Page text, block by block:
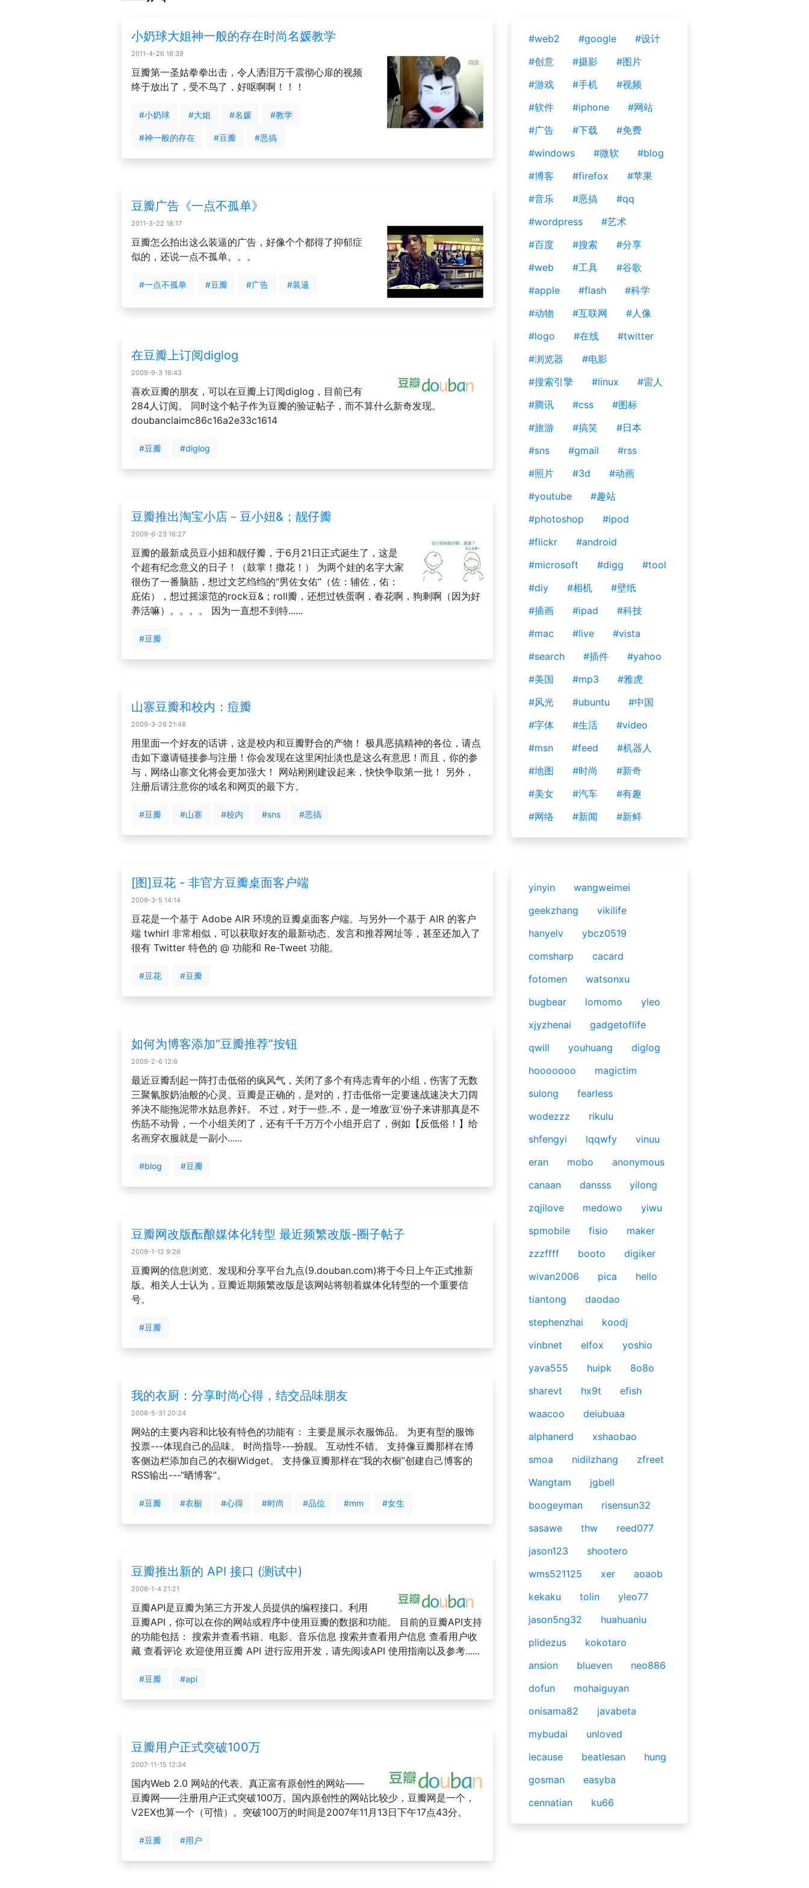
小奶球大姐神一般的存在时尚名媛教学
2011-4-26 18:39
豆瓣第一圣姑拳拳出击，令人洒泪万千震彻心扉的视频
终于放出了，受不鸟了，好呕啊啊！！！
#小奶球 #大姐 #名媛 #教学
#神一般的存在 #豆瓣 #恶搞
豆瓣广告《一点不孤单》
2011-3-22 18:17
豆瓣怎么拍出这么装逼的广告，好像个个都得了抑郁症
似的，还说一点不孤单。。。
#一点不孤单 #豆瓣 #广告 #装逼
在豆瓣上订阅diglog
2009-9-3 16:43
喜欢豆瓣的朋友，可以在豆瓣上订阅diglog，目前已有
284人订阅。 同时这个帖子作为豆瓣的验证帖子，而不算什么新奇发现。
doubanclaimc86c16a2e33c1614
#豆瓣 #diglog
豆瓣推出淘宝小店－豆小妞&；靓仔瓣
2009-6-23 16:27
豆瓣的最新成员豆小妞和靓仔瓣，于6月21日正式诞生了，这是
个超有纪念意义的日子！（鼓掌！撒花！） 为两个娃的名字大家
很伤了一番脑筋，想过文艺绉绉的“男佐女佑”（佐：辅佐，佑：
庇佑），想过摇滚范的rock豆&；roll瓣，还想过铁蛋啊，春花啊，狗剩啊（因为好
养活嘛）。。。。 因为一直想不到特......
#豆瓣
山寨豆瓣和校内：痘瓣
2009-3-26 21:48
用里面一个好友的话讲，这是校内和豆瓣野合的产物！ 极具恶搞精神的各位，请点
击如下邀请链接参与注册！你会发现在这里闲扯淡也是这么有意思！而且，你的参
与，网络山寨文化将会更加强大！ 网站刚刚建设起来，快快争取第一批！ 另外，
注册后请注意你的域名和网页的最下方。
#豆瓣 #山寨 #校内 #sns #恶搞
[图]豆花 - 非官方豆瓣桌面客户端
2009-3-5 14:14
豆花是一个基于 Adobe AIR 环境的豆瓣桌面客户端。与另外一个基于 AIR 的客户
端 twhirl 非常相似，可以获取好友的最新动态、发言和推荐网址等，甚至还加入了
很有 Twitter 特色的 @ 功能和 Re-Tweet 功能。
#豆花 #豆瓣
如何为博客添加“豆瓣推荐”按钮
2009-2-6 12:6
最近豆瓣刮起一阵打击低俗的疯风气，关闭了多个有痔志青年的小组，伤害了无数
三聚氰胺奶油般的心灵。豆瓣是正确的，是对的，打击低俗一定要速战速决大刀阔
斧决不能拖泥带水姑息养奸。 不过，对于一些..不，是一堆敌‘豆’份子来讲那真是不
伤筋不动骨，一个小组关闭了，还有千千万万个小组开启了，例如【反低俗！】给
名画穿衣服就是一副小......
#blog #豆瓣
豆瓣网改版酝酿媒体化转型 最近频繁改版-圈子帖子
2009-1-12 9:26
豆瓣网的信息浏览、发现和分享平台九点(9.douban.com)将于今日上午正式推新
版。相关人士认为，豆瓣近期频繁改版是该网站将朝着媒体化转型的一个重要信
号。
#豆瓣
我的衣厨：分享时尚心得，结交品味朋友
2008-5-31 20:24
网站的主要内容和比较有特色的功能有： 主要是展示衣服饰品。 为更有型的服饰
投票---体现自己的品味。 时尚指导---扮靓。 互动性不错。 支持像豆瓣那样在博
客侧边栏添加自己的衣橱Widget。 支持像豆瓣那样在“我的衣橱”创建自己博客的
RSS输出---“晒博客”。
#豆瓣 #衣橱 #心得 #时尚 #品位 #mm #女生
豆瓣推出新的 API 接口 (测试中)
2008-1-4 21:21
豆瓣API是豆瓣为第三方开发人员提供的编程接口。利用
豆瓣API，你可以在你的网站或程序中使用豆瓣的数据和功能。 目前的豆瓣API支持
的功能包括： 搜索并查看书籍、电影、音乐信息 搜索并查看用户信息 查看用户收
藏 查看评论 欢迎使用豆瓣 API 进行应用开发，请先阅读API 使用指南以及参考......
#豆瓣 #api
豆瓣用户正式突破100万
2007-11-15 12:34
国内Web 2.0 网站的代表、真正富有原创性的网站——
豆瓣网——注册用户正式突破100万。国内原创性的网站比较少，豆瓣网是一个，
V2EX也算一个（可惜）。突破100万的时间是2007年11月13日下午17点43分。
#豆瓣 #用户
#web2 #google
#设计
#创意
#摄影
#图片
#游戏
#手机
#视频
#软件
#iphone
#网站
#广告
#下载
#免费
#windows
#微软
#blog
#博客
#firefox
#苹果
#音乐
#恶搞
#qq
#wordpress
#艺术
#百度
#搜索
#分享
#web
#工具
#谷歌
#apple
#flash
#科学
#动物
#互联网
#人像
#logo
#在线
#twitter
#浏览器
#电影
#搜索引擎
#linux
#雷人
#腾讯
#css
#图标
#旅游
#搞笑
#日本
#sns
#gmail
#rss
#照片
#3d
#动画
#youtube
#趣站
#photoshop
#ipod
#flickr
#android
#microsoft
#digg
#tool
#diy
#相机
#壁纸
#插画
#ipad
#科技
#mac
#live
#vista
#search
#插件
#yahoo
#美国
#mp3
#雅虎
#风光
#ubuntu
#中国
#字体
#生活
#video
#msn
#feed
#机器人
#地图
#时尚
#新奇
#美女
#汽车
#有趣
#网络
#新闻 #新鲜
yinyin
wangweimei
geekzhang
vikilife
hanyelv
ybcz0519
comsharp
cacard
fotomen
watsonxu
bugbear
lomomo
yleo
xjyzhenai
gadgetoflife
qwill
youhuang
diglog
hooooooo
magictim
sulong
fearless
wodezzz
rikulu
shfengyi
lqqwfy
vinuu
eran
mobo
anonymous
canaan
dansss
yilong
zqjilove
medowo
yiwu
spmobile
fisio
maker
zzzffff
booto
digiker
wivan2006
pica
hello
tiantong
daodao
stephenzhai
koodj
vinbnet
elfox
yoshio
yava555
huipk
8o8o
sharevt
hx9t
efish
waacoo
deiubuaa
alphanerd
xshaobao
smoa
nidilzhang
zfreet
Wangtam
jgbell
boogeyman
risensun32
sasawe
thw
reed077
jason123
shootero
wms521125
xer
aoaob
kekaku
tolin
yleo77
jason5ng32
huahuaniu
plidezus
kokotaro
ansion
blueven
neo886
dofun
mohaiguyan
onisama82
javabeta
mybudai
unloved
lecause
beatlesan
hung
gosman
easyba
cennatian
ku66